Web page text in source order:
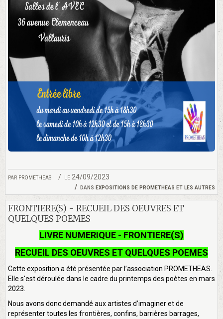
par prometheas
le 24/09/2023
dans expositions de prometheas et les autres
FRONTIERE(S) - RECUEIL DES OEUVRES ET
QUELQUES POEMES
LIVRE NUMERIQUE - FRONTIERE(S)
RECUEIL DES OEUVRES ET QUELQUES POEMES
Cette exposition a été présentée par l’association PROMETHEAS.
Elle s'est déroulée dans le cadre du printemps des poètes en mars
2023.
Nous avons donc demandé aux artistes d’imaginer et de
représenter toutes les frontières, confins, barrières barrages,